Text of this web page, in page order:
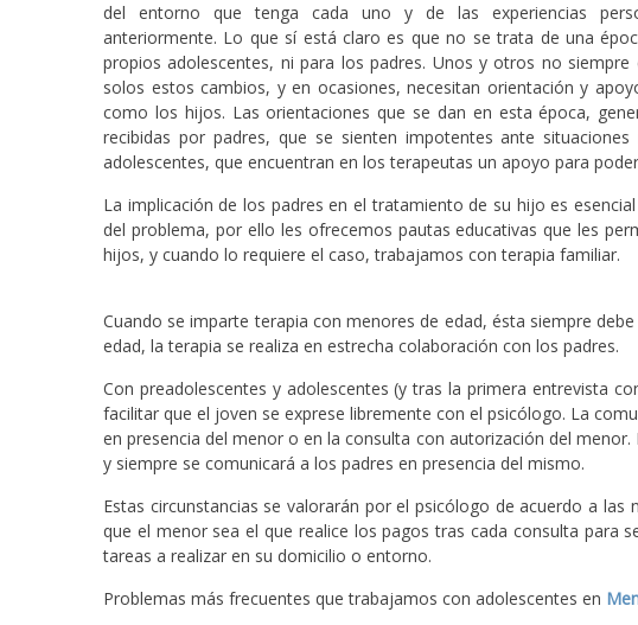
del entorno que tenga cada uno y de las experiencias
anteriormente. Lo que sí está claro es que no se trata de una
propios adolescentes, ni para los padres. Unos y otros no siempre
solos estos cambios, y en ocasiones, necesitan orientación y
como los hijos. Las orientaciones que se dan en esta época,
recibidas por padres, que se sienten impotentes ante
adolescentes, que encuentran en los terapeutas un apoyo para
La implicación de los padres en el tratamiento de su hijo es
del problema, por ello les ofrecemos pautas educativas que les
hijos, y cuando lo requiere el caso, trabajamos con terapia familiar.
Cuando se imparte terapia con menores de edad, ésta siempre
edad, la terapia se realiza en estrecha colaboración con los padres.
Con preadolescentes y adolescentes (y tras la primera entrevista
facilitar que el joven se exprese libremente con el psicólogo. La
en presencia del menor o en la consulta con autorización del
y siempre se comunicará a los padres en presencia del mismo.
Estas circunstancias se valorarán por el psicólogo de acuerdo a
que el menor sea el que realice los pagos tras cada consulta para
tareas a realizar en su domicilio o entorno.
Problemas más frecuentes que trabajamos con adolescentes en